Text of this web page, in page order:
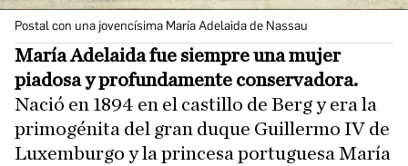
Postal con una jovencísima María Adelaida de Nassau
María Adelaida fue siempre una mujer
piadosa y profundamente conservadora.
Nació en 1894 en el castillo de Berg y era la
primogénita del gran duque Guillermo IV de
Luxemburgo y la princesa portuguesa María